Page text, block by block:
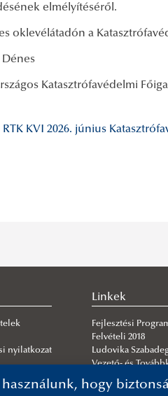
elmélyítéséről.
oklevélátadón a
Dénes
Katasztrófavédelmi
RTK KVI 2026. június
nyilatkozat
Linkek
Fejlesztési
Felvételi 2018
Ludovika
Vezető- és
hogy